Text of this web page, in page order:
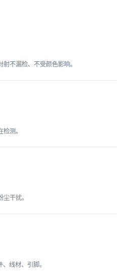
不漏检、不受颜色影响。
测。
干扰。
线材、引脚。